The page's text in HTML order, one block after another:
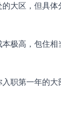
大区，但具
极高，包住
职第一年的